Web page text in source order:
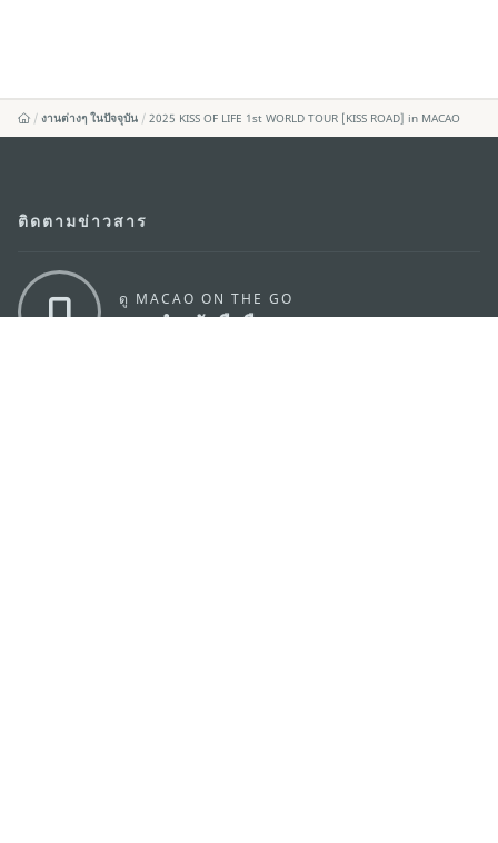
งานต่างๆ ในปัจจุบัน 2025 KISS OF LIFE 1st WORLD TOUR [KISS ROAD] in MACAO
ติดตามข่าวสาร
ดู MACAO ON THE GO
แอพสำหรับมือถือ